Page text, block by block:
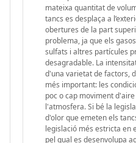
mateixa quantitat de
tancs es desplaça a
obertures de la part
problema, ja que els
sulfats i altres partícules
desagradable. La
d'una varietat de factors,
més important: les
poc o cap moviment
l'atmosfera. Si bé la
d'olor que emeten els
legislació més estricta en
pel qual es desenvolupa